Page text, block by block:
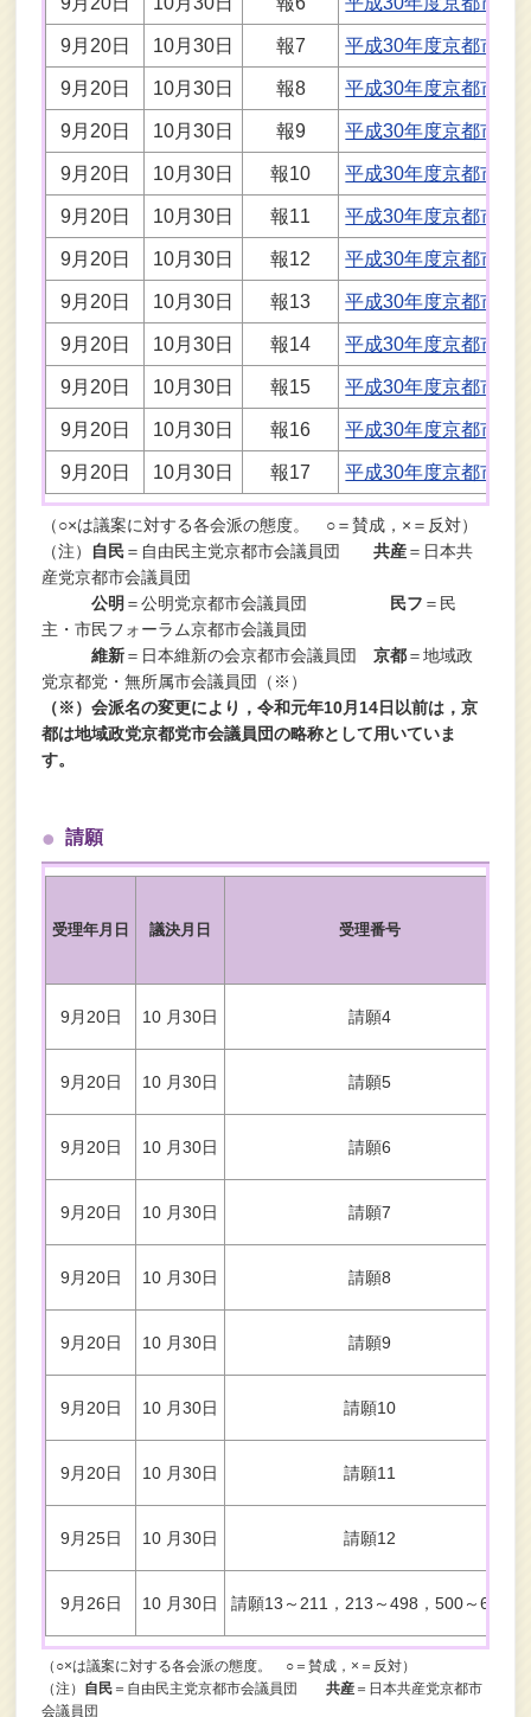
9月20日 10月30日 報7 平成30年度京都市中
9月20日 10月30日 報8 平成30年度京都市農
9月20日 10月30日 報9 平成30年度京都市土
9月20日 10月30日 報10 平成30年度京都市駐
9月20日 10月30日 報11 平成30年度京都市土
9月20日 10月30日 報12 平成30年度京都市市
9月20日 10月30日 報13 平成30年度京都市立
9月20日 10月30日 報14 平成30年度京都市水
9月20日 10月30日 報15 平成30年度京都市公
9月20日 10月30日 報16 平成30年度京都市自
9月20日 10月30日 報17 平成30年度京都市高
（○×は議案に対する各会派の態度。 ○＝賛成，×＝反対）
（注）
自民＝自由民主党京都市会議員団共産＝日本共
産党京都市会議員団
公明 ＝公明党京都市会議員団 民フ ＝民
主・市民フォーラム京都市会議員団
維新＝日本維新の会京都市会議員団京都＝地域政
党京都党・無所属市会議員団（※）
（※）会派名の変更により，令和元年10月14日以前は，京
都は地域政党京都党市会議員団の略称として用いていま
す。
請願
受理年月日 議決月日 受理番号
9月20日 10 月30日 請願4
9月20日 10 月30日 請願5
9月20日 10 月30日 請願6
9月20日 10 月30日 請願7
9月20日 10 月30日 請願8
9月20日 10 月30日 請願9
9月20日 10 月30日 請願10
9月20日 10 月30日 請願11
9月25日 10 月30日 請願12
9月26日 10 月30日 請願13～211，213～498，500～656
（○×は議案に対する各会派の態度。 ○＝賛成，×＝反対）
（注） 自民 ＝自由民主党京都市会議員団共産 ＝日本共産党京都市
会議員団